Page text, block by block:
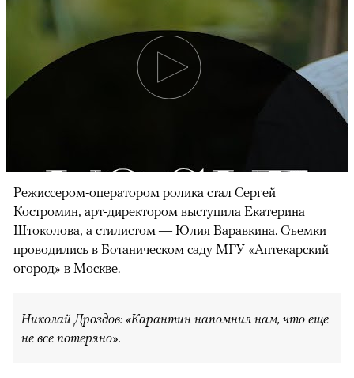
Режиссером-оператором ролика стал Сергей
Костромин, арт-директором выступила Екатерина
Штоколова, а стилистом — Юлия Варавкина. Съемки
проводились в Ботаническом саду МГУ «Аптекарский
огород» в Москве.
Николай Дроздов: «Карантин напомнил нам, что еще
не все потеряно».